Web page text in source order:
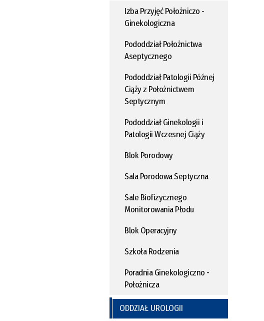
Izba Przyjęć Położniczo -
Ginekologiczna
Pododdział Położnictwa
Aseptycznego
Pododdział Patologii Późnej
Ciąży z Położnictwem
Septycznym
Pododdział Ginekologii i
Patologii Wczesnej Ciąży
Blok Porodowy
Sala Porodowa Septyczna
Sale Biofizycznego
Monitorowania Płodu
Blok Operacyjny
Szkoła Rodzenia
Poradnia Ginekologiczno -
Położnicza
ODDZIAŁ UROLOGII